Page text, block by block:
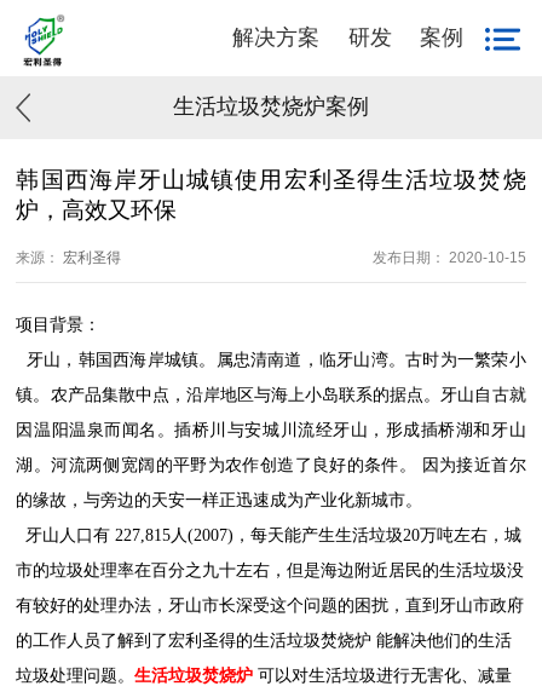
解决方案 研发 案例
生活垃圾焚烧炉案例
韩国西海岸牙山城镇使用宏利圣得生活垃圾焚烧
炉，高效又环保
来源： 宏利圣得 发布日期： 2020-10-15
项目背景：
牙山，韩国西海岸城镇。属忠清南道，临牙山湾。古时为一繁荣小
镇。农产品集散中点，沿岸地区与海上小岛联系的据点。牙山自古就
因温阳温泉而闻名。插桥川与安城川流经牙山，形成插桥湖和牙山
湖。河流两侧宽阔的平野为农作创造了良好的条件。
因为接近首尔
的缘故，与旁边的天安一样正迅速成为产业化新城市。
牙山人口有 227,815人(2007)，每天能产生生活垃圾20万吨左右，城
市的垃圾处理率在百分之九十左右，但是海边附近居民的生活垃圾没
有较好的处理办法，牙山市长深受这个问题的困扰，直到牙山市政府
的工作人员了解到了宏利圣得的生活垃圾焚烧炉 能解决他们的生活
垃圾处理问题。生活垃圾焚烧炉 可以对生活垃圾进行无害化、减量